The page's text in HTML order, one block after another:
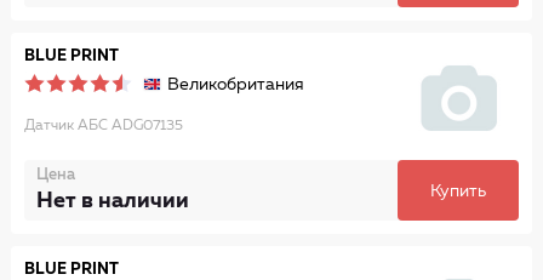
BLUE PRINT
Великобритания
Датчик АБС ADG07135
Цена
Нет в наличии Купить
BLUE PRINT